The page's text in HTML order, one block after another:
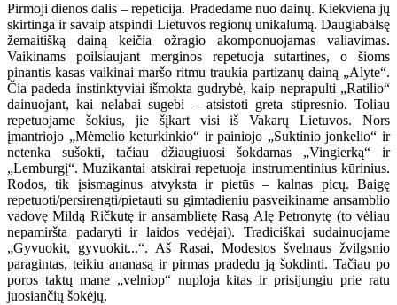
Pirmoji dienos dalis – repeticija. Pradedame nuo dainų. Kiekviena jų
skirtinga ir savaip atspindi Lietuvos regionų unikalumą. Daugiabalsę
žemaitišką dainą keičia ožragio akomponuojamas valiavimas.
Vaikinams poilsiaujant merginos repetuoja sutartines, o šioms
pinantis kasas vaikinai maršo ritmu traukia partizanų dainą „Alyte“.
Čia padeda instinktyviai išmokta gudrybė, kaip neprapulti „Ratilio“
dainuojant, kai nelabai sugebi – atsistoti greta stipresnio. Toliau
repetuojame šokius, jie šįkart visi iš Vakarų Lietuvos. Nors
įmantriojo „Mėmelio keturkinkio“ ir painiojo „Suktinio jonkelio“ ir
netenka sušokti, tačiau džiaugiuosi šokdamas „Vingierką“ ir
„Lemburgį“. Muzikantai atskirai repetuoja instrumentinius kūrinius.
Rodos, tik įsismaginus atvyksta ir pietūs – kalnas picų. Baigę
repetuoti/persirengti/pietauti su gimtadieniu pasveikiname ansamblio
vadovę Mildą Ričkutę ir ansamblietę Rasą Alę Petronytę (to vėliau
nepamiršta padaryti ir laidos vedėjai). Tradiciškai sudainuojame
„Gyvuokit, gyvuokit...“. Aš Rasai, Modestos švelnaus žvilgsnio
paragintas, teikiu ananasą ir pirmas pradedu ją šokdinti. Tačiau po
poros taktų mane „velniop“ nuploja kitas ir prisijungiu prie ratu
juosiančių šokėjų.